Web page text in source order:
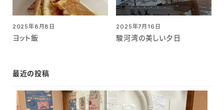
ヨット飯
投稿日
2025年8月8日
駿河湾の美しい夕日
投稿日
2025年7月16日
最近の投稿